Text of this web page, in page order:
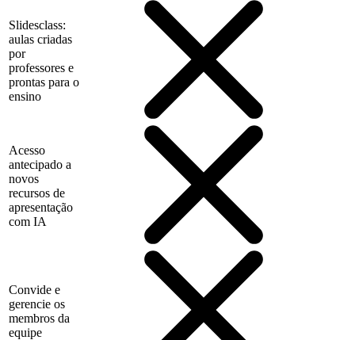
Slidesclass:
aulas criadas
por
professores e
prontas para o
ensino
Acesso
antecipado a
novos
recursos de
apresentação
com IA
Convide e
gerencie os
membros da
equipe